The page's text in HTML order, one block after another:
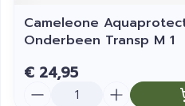
Cameleone
Onderbeen Transp M 1
€ 24,95